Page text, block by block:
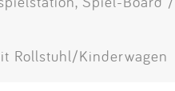
Rollstuhl/Kinderwagen